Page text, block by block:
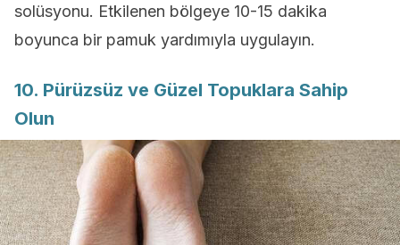
solüsyonu. Etkilenen bölgeye 10-15 dakika
boyunca bir pamuk yardımıyla uygulayın.
10. Pürüzsüz ve Güzel Topuklara Sahip
Olun